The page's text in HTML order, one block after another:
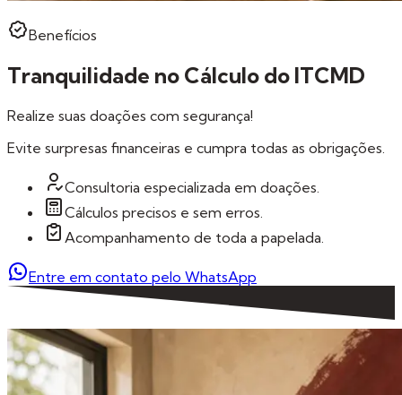
Benefícios
Tranquilidade no Cálculo do ITCMD
Realize suas doações com segurança!
Evite surpresas financeiras e cumpra todas as obrigações.
Consultoria especializada em doações.
Cálculos precisos e sem erros.
Acompanhamento de toda a papelada.
Entre em contato pelo WhatsApp